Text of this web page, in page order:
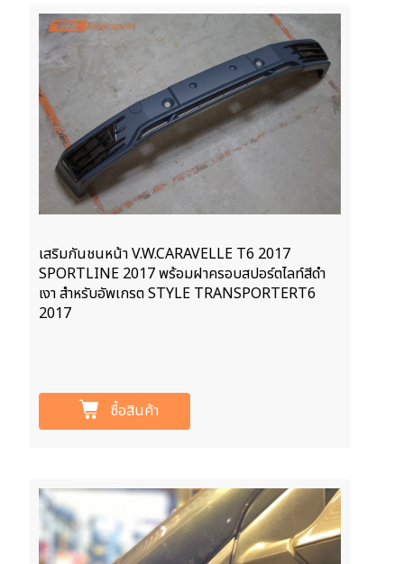
เสริมกันชนหน้า V.W.CARAVELLE T6 2017
SPORTLINE 2017 พร้อมฝาครอบสปอร์ตไลท์สีดำ
เงา สำหรับอัพเกรต STYLE TRANSPORTERT6
2017
ซื้อสินค้า